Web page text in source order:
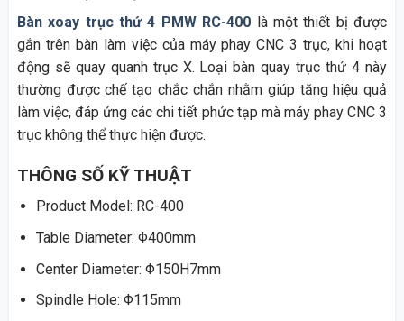
Bàn xoay trục thứ 4 PMW RC-400 là một thiết bị được
gắn trên bàn làm việc của máy phay CNC 3 trục, khi hoạt
động sẽ quay quanh trục X. Loại bàn quay trục thứ 4 này
thường được chế tạo chắc chắn nhằm giúp tăng hiệu quả
làm việc, đáp ứng các chi tiết phức tạp mà máy phay CNC 3
trục không thể thực hiện được.
THÔNG SỐ KỸ THUẬT
Product Model: RC-400
Table Diameter: Φ400mm
Center Diameter: Φ150H7mm
Spindle Hole: Φ115mm